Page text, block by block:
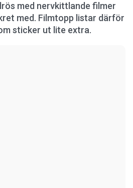
med nervkittlande filmer
med. Filmtopp listar därför
sticker ut lite extra.